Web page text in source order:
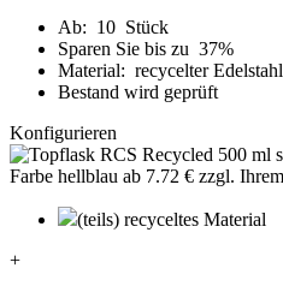
Ab: 10 Stück
Sparen Sie bis zu 37%
Material: recycelter Edelstahl
Bestand wird geprüft
Konfigurieren
(teils) recyceltes Material
+